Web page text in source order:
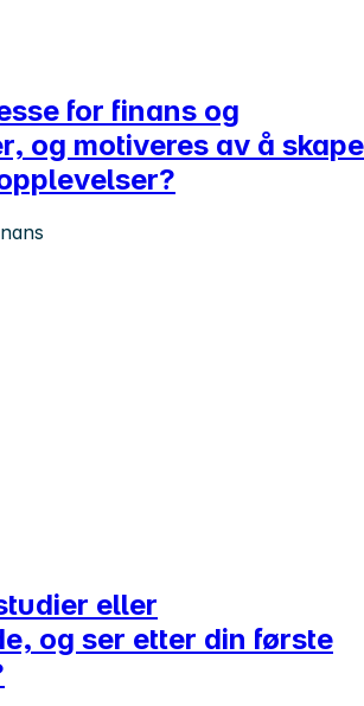
for finans og
og motiveres av å skape
eller
og ser etter din første